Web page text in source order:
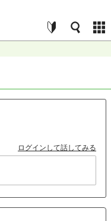
ログインして話してみる